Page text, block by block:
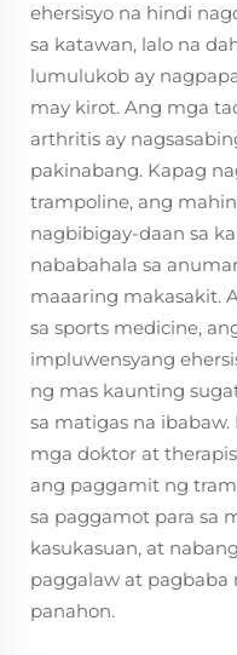
ehersisyo na hindi
sa katawan, lalo na
lumulukob ay
may kirot. Ang mga
arthritis ay
pakinabang. Kapag
trampoline, ang
nagbibigay-daan sa
nababahala sa
maaaring makasakit.
sa sports medicine,
impluwensyang
ng mas kaunting
sa matigas na
mga doktor at
ang paggamit ng
sa paggamot para sa
kasukasuan, at
paggalaw at pagbaba
panahon.